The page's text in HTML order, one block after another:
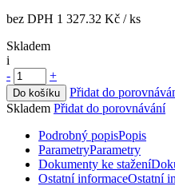
bez DPH 1 327.32 Kč / ks
Skladem
i
-
+
Do košíku
Přidat do
Skladem Přidat do porovnávání
Podrobný popisPopis
ParametryParametry
Dokumenty ke stažení
Ostatní informaceOstatní